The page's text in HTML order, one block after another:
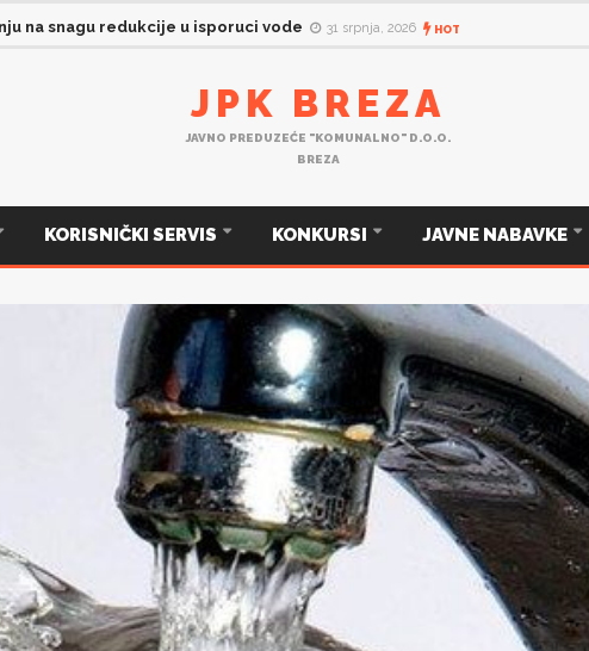
na snagu redukcije u isporuci vode 31 srpnja, 2026 HOT
JPK BREZA
JAVNO PREDUZEĆE "KOMUNALNO" D.O.O.
BREZA
KORISNIČKI SERVIS KONKURSI JAVNE NABAVKE